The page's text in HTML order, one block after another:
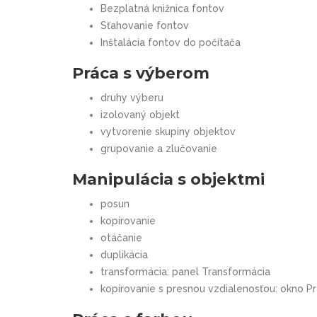
Bezplatná knižnica fontov
Sťahovanie fontov
Inštalácia fontov do počítača
Práca s výberom
druhy výberu
izolovaný objekt
vytvorenie skupiny objektov
grupovanie a zlučovanie
Manipulácia s objektmi
posun
kopírovanie
otáčanie
duplikácia
transformácia: panel Transformácia
kopírovanie s presnou vzdialenosťou: okno